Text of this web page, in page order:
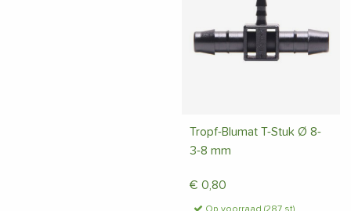
Tropf-Blumat T-Stuk Ø 8-
3-8 mm
€ 0,80
Op voorraad (287 st)